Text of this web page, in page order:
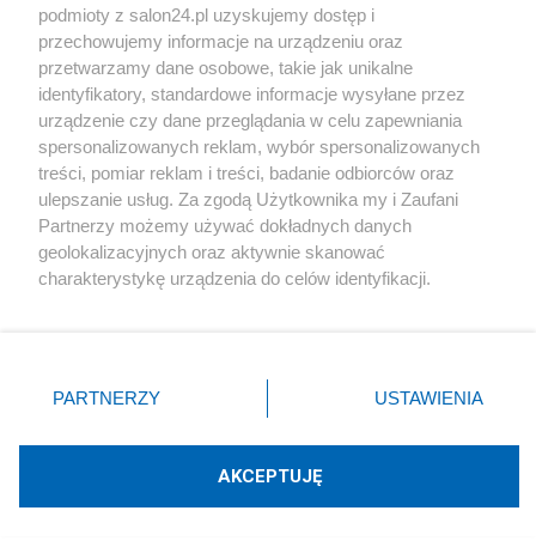
Społeczeństwo
Kultura
X Facebook Instagram Youtube
Technologię dostarcza:W3media.pl
podmioty z salon24.pl uzyskujemy dostęp i
przechowujemy informacje na urządzeniu oraz
przetwarzamy dane osobowe, takie jak unikalne
identyfikatory, standardowe informacje wysyłane przez
urządzenie czy dane przeglądania w celu zapewniania
spersonalizowanych reklam, wybór spersonalizowanych
treści, pomiar reklam i treści, badanie odbiorców oraz
ulepszanie usług. Za zgodą Użytkownika my i Zaufani
Partnerzy możemy używać dokładnych danych
geolokalizacyjnych oraz aktywnie skanować
charakterystykę urządzenia do celów identyfikacji.
zmienić/wycofać klikając przycisk ustawień prywatności
znajdujący się w lewym dolnym rogu strony
rodzaje przetwarzania danych nie wymagają zgody
użytkownika, ale masz prawo sprzeciwić się takiemu
PARTNERZY USTAWIENIA
AKCEPTUJĘ